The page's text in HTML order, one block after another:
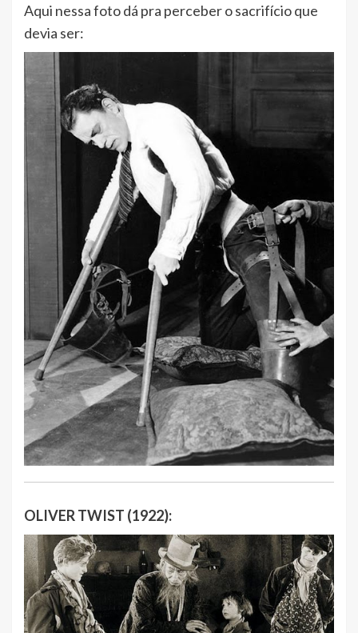
Aqui nessa foto dá pra perceber o sacrifício que
devia ser:
OLIVER TWIST (1922):